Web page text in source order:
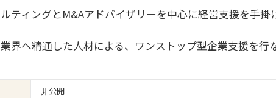
ティングとM&Aアドバイザリーを中心に経営支援を手掛
界へ精通した人材による、ワンストップ型企業支援を行
非公開